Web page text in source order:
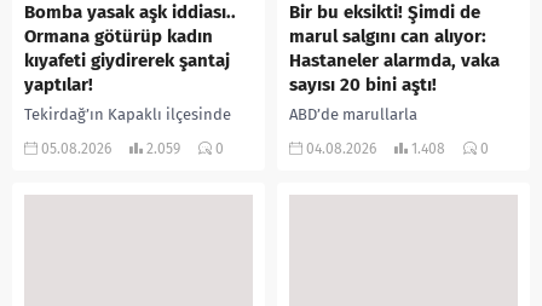
Bomba yasak aşk iddiası..
Ormana götürüp kadın
kıyafeti giydirerek şantaj
yaptılar!
Tekirdağ’ın Kapaklı ilçesinde
bir kişiyi, arkadaşının eşiyle
05.08.2026 2.059 0
Bir bu eksikti! Şimdi de
marul salgını can alıyor:
Hastaneler alarmda, vaka
sayısı 20 bini aştı!
ABD’de marullarla
ilişkilendirilen siklospora
04.08.2026 1.408 0